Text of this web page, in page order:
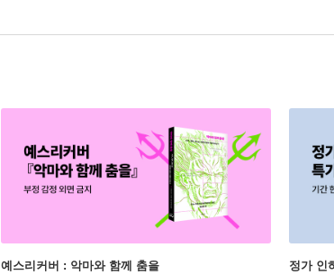
예스리커버 : 악마와 함께 춤을 정가 인